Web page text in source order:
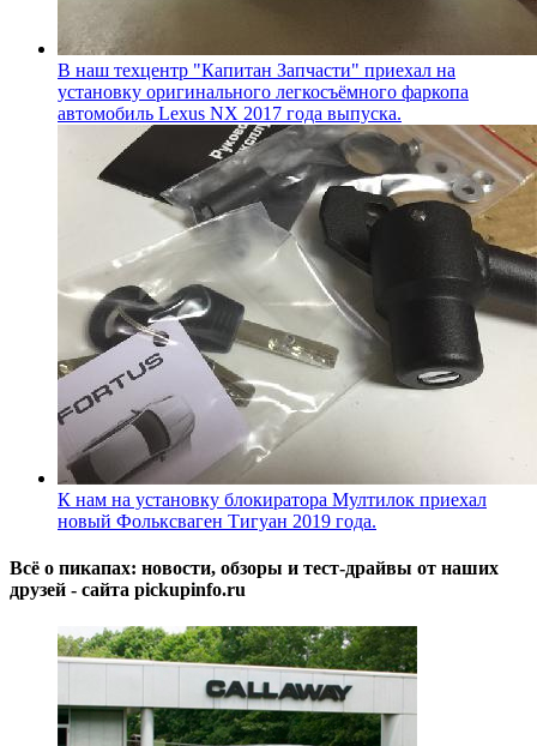
В наш техцентр "Капитан Запчасти" приехал на
установку оригинального легкосъёмного фаркопа
автомобиль Lexus NX 2017 года выпуска.
К нам на установку блокиратора Мултилок приехал
новый Фольксваген Тигуан 2019 года.
Всё о пикапах: новости, обзоры и тест-драйвы от наших
друзей - сайта pickupinfo.ru